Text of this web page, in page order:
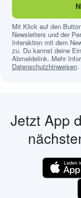
Mit Klick auf den
Newsletters und der
Interaktion mit dem
zu. Du kannst deine
Abmeldelink. Mehr
Datenschutzhinweisen.
Jetzt App